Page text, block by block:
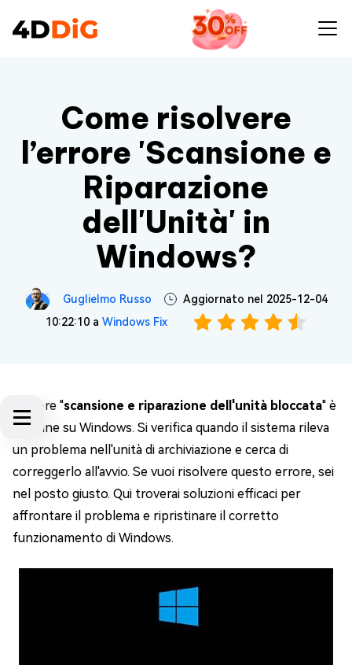
Come risolvere
l’errore 'Scansione e
Riparazione
dell'Unità' in
Windows?
Guglielmo Russo
Aggiornato nel 2025-12-04
10:22:10 a Windows Fix
L'errore "scansione e riparazione dell'unità bloccata" è
comune su Windows. Si verifica quando il sistema rileva
un problema nell'unità di archiviazione e cerca di
correggerlo all'avvio. Se vuoi risolvere questo errore, sei
nel posto giusto. Qui troverai soluzioni efficaci per
affrontare il problema e ripristinare il corretto
funzionamento di Windows.